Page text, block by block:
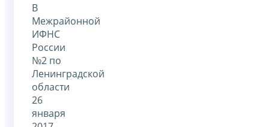
В
Межрайонной
ИФНС
России
№2 по
Ленинградской
области
26
января